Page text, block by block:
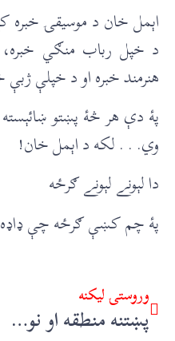
اېمل خان د موسيقۍ
د خپل رباب منګي
هنرمند خبره او د خپلې ژبې
پۀ دې هر څۀ پښتو
وي. . . لکه د اېمل خان!
دا لېونے لېونے ګرځه
پۀ چم کښې ګرځه چې ډاډه
وروستۍ ليکنه
پښتنه منطقه او نوے چاپېريال – مولانا خانزېب